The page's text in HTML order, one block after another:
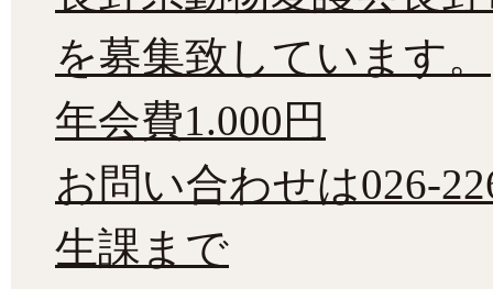
を募集致しています。
年会費1.000円
お問い合わせは026-
生課まで